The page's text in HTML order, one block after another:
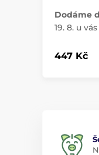
Dodáme
19. 8. u vás
447 Kč